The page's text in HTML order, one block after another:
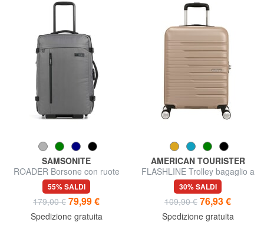
SAMSONITE
ROADER Borsone con ruote
piccolo
55% SALDI
179,00 € 79,99 €
Spedizione gratuita
AMERICAN TOURISTER
FLASHLINE Trolley bagaglio a
mano
30% SALDI
109,90 € 76,93 €
Spedizione gratuita